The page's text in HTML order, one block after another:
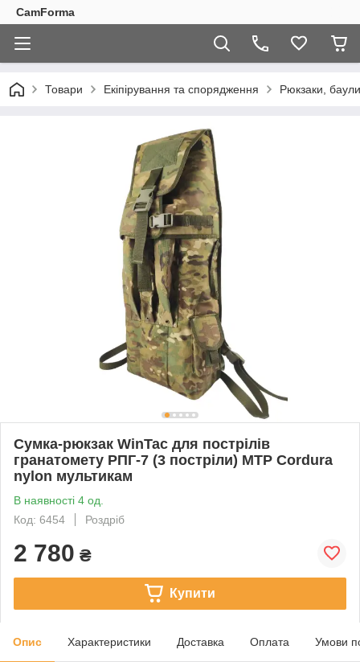
CamForma
Товари Екіпірування та спорядження Рюкзаки,
Сумка-рюкзак WinTac для пострілів
гранатомету РПГ-7 (3 постріли) МТР Cordura
nylon мультикам
В наявності 4 од.
Код: 6454
Роздріб
2 780 ₴
Купити
Опис Характеристики Доставка Оплата Умови